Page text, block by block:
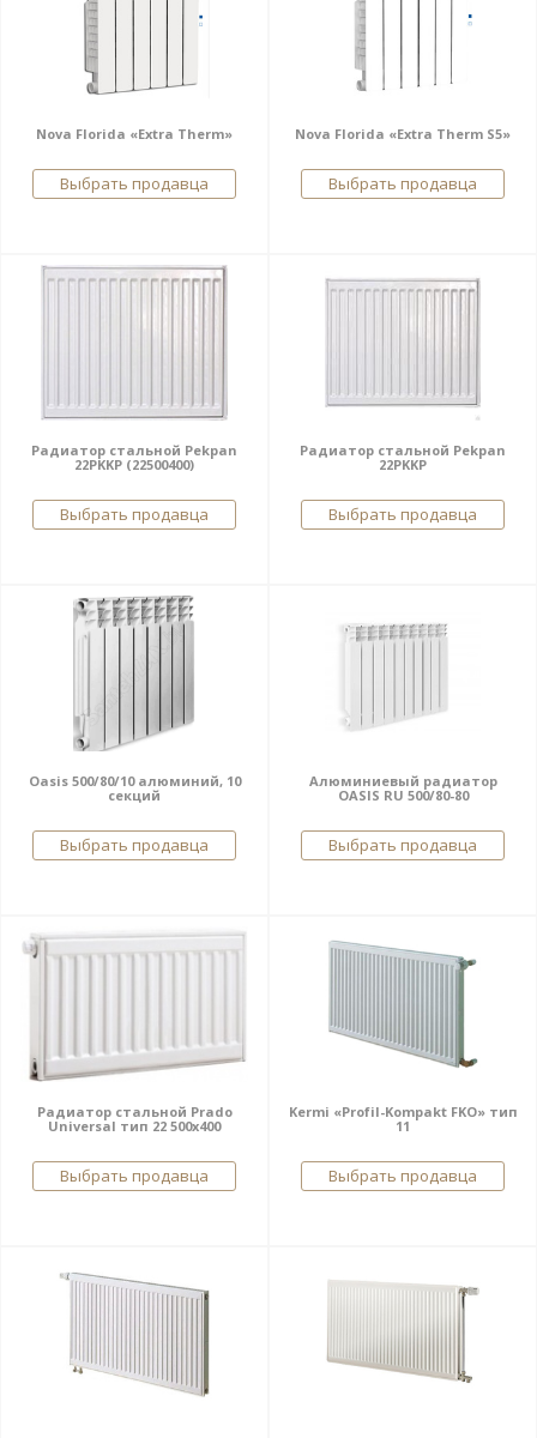
Nova Florida «Extra Therm»
Выбрать продавца
Nova Florida «Extra Therm S5»
Выбрать продавца
Радиатор стальной Pekpan
22PKKP (22500400)
Выбрать продавца
Радиатор стальной Pekpan
22PKKP
Выбрать продавца
Oasis 500/80/10 алюминий, 10
секций
Выбрать продавца
Алюминиевый радиатор
OASIS RU 500/80-80
Выбрать продавца
Радиатор стальной Prado
Universal тип 22 500x400
Выбрать продавца
Kermi «Profil-Kompakt FKO» тип
11
Выбрать продавца